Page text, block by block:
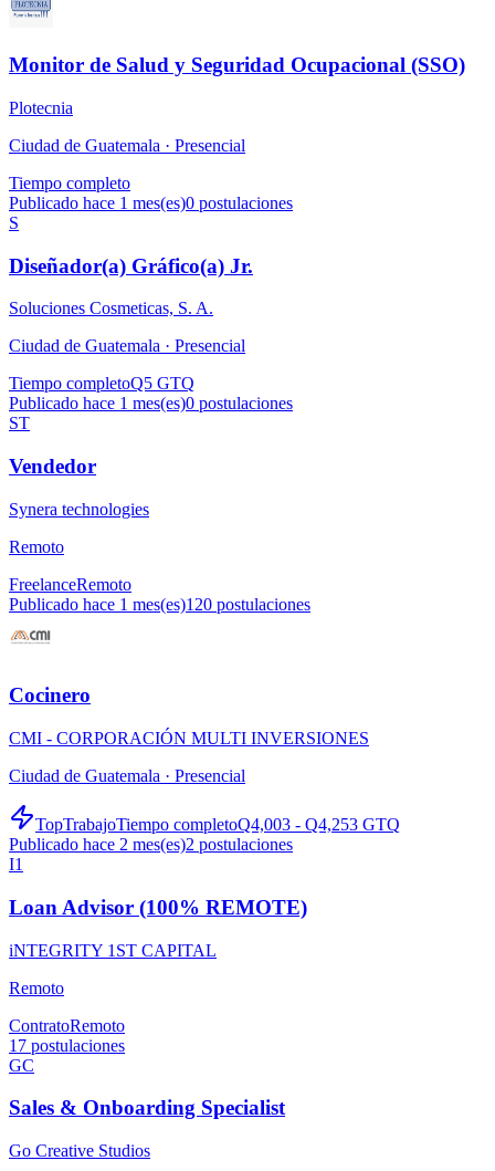
Monitor de Salud y Seguridad Ocupacional (SSO)
Plotecnia
Ciudad de Guatemala · Presencial
Tiempo completo
Publicado hace 1 mes(es)0 postulaciones
S
Diseñador(a) Gráfico(a) Jr.
Soluciones Cosmeticas, S. A.
Ciudad de Guatemala · Presencial
Tiempo completoQ5 GTQ
Publicado hace 1 mes(es)0 postulaciones
ST
Vendedor
Synera technologies
Remoto
FreelanceRemoto
Publicado hace 1 mes(es)120 postulaciones
Cocinero
CMI - CORPORACIÓN MULTI INVERSIONES
Ciudad de Guatemala · Presencial
TopTrabajoTiempo completoQ4,003 - Q4,253 GTQ
Publicado hace 2 mes(es)2 postulaciones
I1
Loan Advisor (100% REMOTE)
iNTEGRITY 1ST CAPITAL
Remoto
ContratoRemoto
17 postulaciones
GC
Sales & Onboarding Specialist
Go Creative Studios